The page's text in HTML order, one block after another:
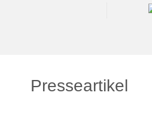
Presseartikel